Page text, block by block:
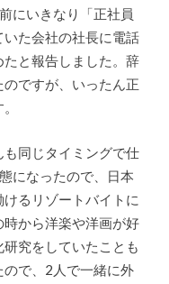
にいきなり「正社員
た会社の社長に電話
と報告しました。辞
ですが、いったん正
同じタイミングで仕
になったので、日本
るリゾートバイトに
から洋楽や洋画が好
究をしていたことも
で、2人で一緒に外